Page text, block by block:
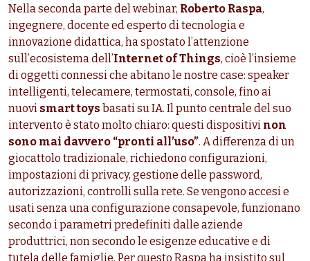
Nella seconda parte del webinar, Roberto Raspa,
ingegnere, docente ed esperto di tecnologia e
innovazione didattica, ha spostato l’attenzione
sull’ecosistema dell’Internet of Things, cioè l’insieme
di oggetti connessi che abitano le nostre case: speaker
intelligenti, telecamere, termostati, console, fino ai
nuovi smart toys basati su IA. Il punto centrale del suo
intervento è stato molto chiaro: questi dispositivi non
sono mai davvero “pronti all’uso”. A differenza di un
giocattolo tradizionale, richiedono configurazioni,
impostazioni di privacy, gestione delle password,
autorizzazioni, controlli sulla rete. Se vengono accesi e
usati senza una configurazione consapevole, funzionano
secondo i parametri predefiniti dalle aziende
produttrici, non secondo le esigenze educative e di
tutela delle famiglie. Per questo Raspa ha insistito sul